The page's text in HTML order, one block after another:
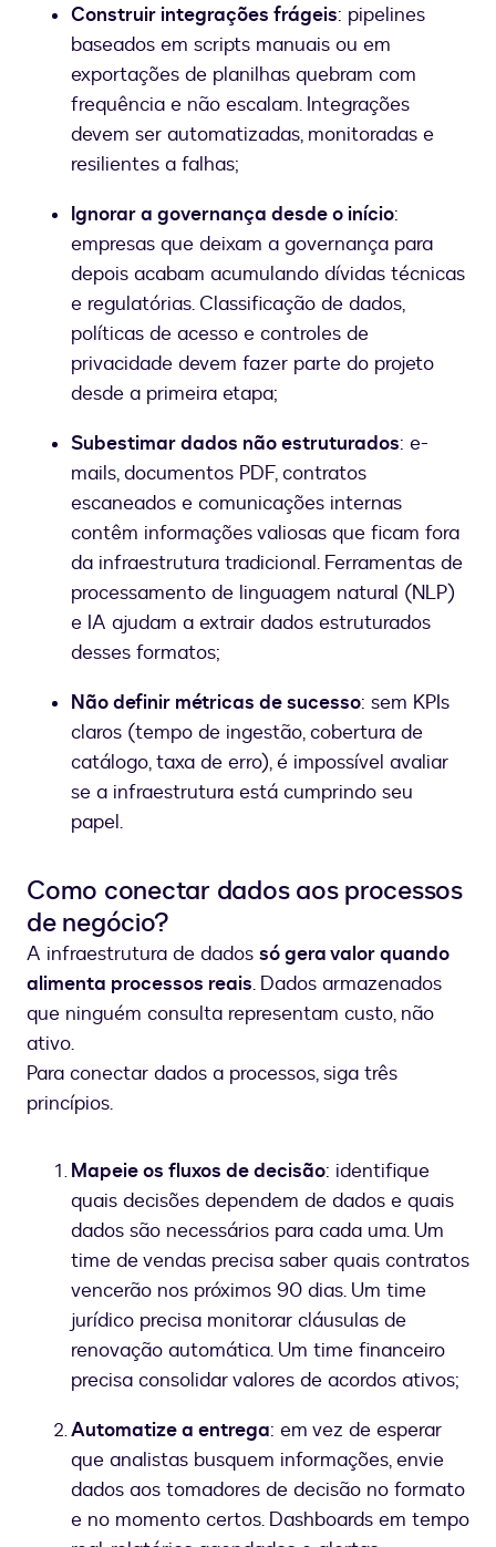
Construir integrações frágeis: pipelines
baseados em scripts manuais ou em
exportações de planilhas quebram com
frequência e não escalam. Integrações
devem ser automatizadas, monitoradas e
resilientes a falhas;
Ignorar a governança desde o início:
empresas que deixam a governança para
depois acabam acumulando dívidas técnicas
e regulatórias. Classificação de dados,
políticas de acesso e controles de
privacidade devem fazer parte do projeto
desde a primeira etapa;
Subestimar dados não estruturados: e-
mails, documentos PDF, contratos
escaneados e comunicações internas
contêm informações valiosas que ficam fora
da infraestrutura tradicional. Ferramentas de
processamento de linguagem natural (NLP)
e IA ajudam a extrair dados estruturados
desses formatos;
Não definir métricas de sucesso: sem KPIs
claros (tempo de ingestão, cobertura de
catálogo, taxa de erro), é impossível avaliar
se a infraestrutura está cumprindo seu
papel.
Como conectar dados aos processos
de negócio?
A infraestrutura de dados só gera valor quando
alimenta processos reais. Dados armazenados
que ninguém consulta representam custo, não
ativo.
Para conectar dados a processos, siga três
princípios.
Mapeie os fluxos de decisão: identifique
quais decisões dependem de dados e quais
dados são necessários para cada uma. Um
time de vendas precisa saber quais contratos
vencerão nos próximos 90 dias. Um time
jurídico precisa monitorar cláusulas de
renovação automática. Um time financeiro
precisa consolidar valores de acordos ativos;
Automatize a entrega: em vez de esperar
que analistas busquem informações, envie
dados aos tomadores de decisão no formato
e no momento certos. Dashboards em tempo